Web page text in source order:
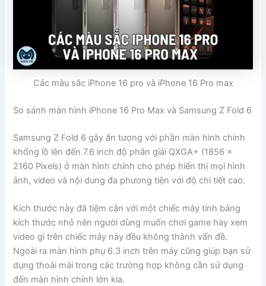
Các màu sắc iPhone 16 pro và iPhone 16 Pro max
So sánh màn hình iPhone 16 Pro Max và Samsung Z Fold 6
Samsung Z Fold 6 gây ấn tượng với phần màn hình chính
khổng lồ lên đến 7.6 inch độ phân giải QXGA+ (1856 x
2160 Pixels) ở màn hình chính cho phép hiển thị mọi hình
ảnh, video và nội dung đa phương tiện với độ chi tiết cao.
Kích thước này đã tiệm cận với một chiếc máy tính bảng
kích thước nhỏ nên người dùng muốn chơi game hay xem
video gì trên chiếc máy này đều không thành vấn đề.
Ngoài ra màn hình phụ 6.3 inch trên máy cũng giúp bạn sử
dụng thoải mái trong các trường hợp không cần sử dụng
đến màn hình chính lớn kia.